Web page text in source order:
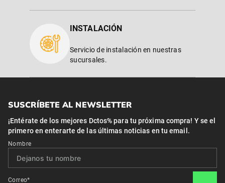
INSTALACIÓN
Servicio de instalación en nuestras
sucursales.
SUSCRÍBETE AL NEWSLETTER
¡Entérate de los mejores Dctos% para tu próxima compra! Y se el
primero en enterarte de las últimas noticias en tu email.
Nombre
Correo*